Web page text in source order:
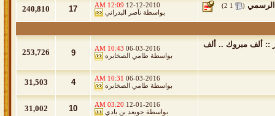
الرسمي (
1
2
)
12-12-2010
12:09 AM
بواسطة نآصر البدراني 17
240,810
:: ألف مبروك .. ألف 06-03-2016
10:43 AM
بواسطة طامي الصخابره 9
253,726
06-03-2016
10:31 AM
بواسطة طامي الصخابره 4
31,503
12-01-2016
03:20 AM
بواسطة جويعد بن بادي 10
31,002